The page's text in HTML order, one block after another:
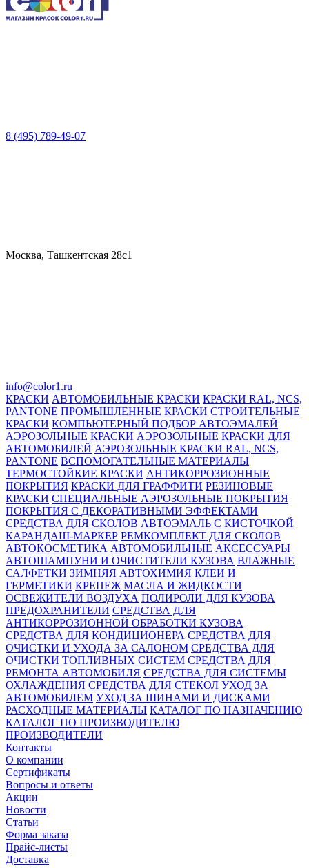
8 (495) 789-49-07
Москва, Ташкентская 28с1
info@color1.ru
КРАСКИ АВТОМОБИЛЬНЫЕ КРАСКИ КРАСКИ RAL, NCS,
PANTONE ПРОМЫШЛЕННЫЕ КРАСКИ СТРОИТЕЛЬНЫЕ
КРАСКИ КОМПЬЮТЕРНЫЙ ПОДБОР АВТОЭМАЛЕЙ
АЭРОЗОЛЬНЫЕ КРАСКИ АЭРОЗОЛЬНЫЕ КРАСКИ ДЛЯ
АВТОМОБИЛЕЙ АЭРОЗОЛЬНЫЕ КРАСКИ RAL, NCS,
PANTONE ВСПОМОГАТЕЛЬНЫЕ МАТЕРИАЛЫ
ТЕРМОСТОЙКИЕ КРАСКИ АНТИКОРРОЗИОННЫЕ
ПОКРЫТИЯ КРАСКИ ДЛЯ ГРАФФИТИ РЕЗИНОВЫЕ
КРАСКИ СПЕЦИАЛЬНЫЕ АЭРОЗОЛЬНЫЕ ПОКРЫТИЯ
ПОКРЫТИЯ С ДЕКОРАТИВНЫМИ ЭФФЕКТАМИ
СРЕДСТВА ДЛЯ СКОЛОВ АВТОЭМАЛЬ С КИСТОЧКОЙ
КАРАНДАШ-МАРКЕР РЕМКОМПЛЕКТ ДЛЯ СКОЛОВ
АВТОКОСМЕТИКА АВТОМОБИЛЬНЫЕ АКСЕССУАРЫ
АВТОШАМПУНИ И ОЧИСТИТЕЛИ КУЗОВА ВЛАЖНЫЕ
САЛФЕТКИ ЗИМНЯЯ АВТОХИМИЯ КЛЕИ И
ГЕРМЕТИКИ КРЕПЕЖ МАСЛА И ЖИДКОСТИ
ОСВЕЖИТЕЛИ ВОЗДУХА ПОЛИРОЛИ ДЛЯ КУЗОВА
ПРЕДОХРАНИТЕЛИ СРЕДСТВА ДЛЯ
АНТИКОРРОЗИОННОЙ ОБРАБОТКИ КУЗОВА
СРЕДСТВА ДЛЯ КОНДИЦИОНЕРА СРЕДСТВА ДЛЯ
ОЧИСТКИ И УХОДА ЗА САЛОНОМ СРЕДСТВА ДЛЯ
ОЧИСТКИ ТОПЛИВНЫХ СИСТЕМ СРЕДСТВА ДЛЯ
РЕМОНТА АВТОМОБИЛЯ СРЕДСТВА ДЛЯ СИСТЕМЫ
ОХЛАЖДЕНИЯ СРЕДСТВА ДЛЯ СТЕКОЛ УХОД ЗА
АВТОМОБИЛЕМ УХОД ЗА ШИНАМИ И ДИСКАМИ
РАСХОДНЫЕ МАТЕРИАЛЫ КАТАЛОГ ПО НАЗНАЧЕНИЮ
КАТАЛОГ ПО ПРОИЗВОДИТЕЛЮ
ПРОИЗВОДИТЕЛИ
Контакты
О компании
Сертификаты
Вопросы и ответы
Акции
Новости
Статьи
Форма заказа
Прайс-листы
Доставка